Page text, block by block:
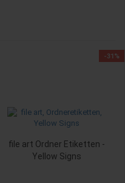
-31%
file art Ordner Etiketten -
Yellow Signs